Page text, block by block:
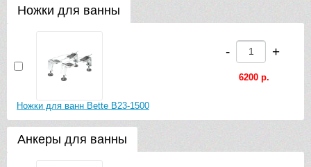
Ножки для ванны
Ножки для ванн Bette B23-1500
- +
6200 р.
Анкеры для ванны